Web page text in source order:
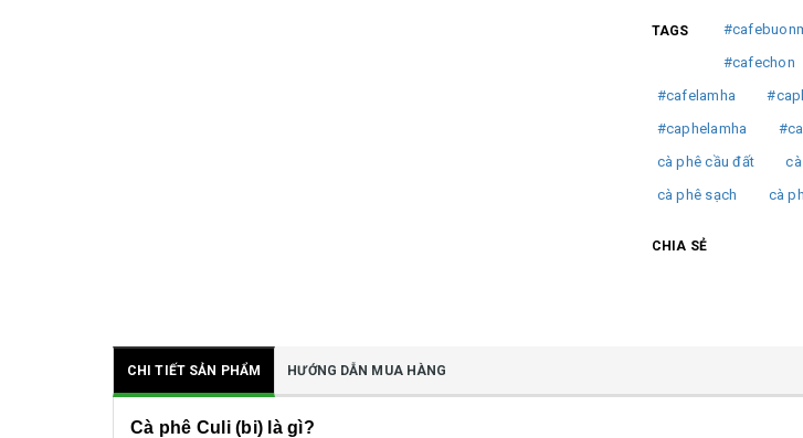
TAGS
#cafechon
#cafelamha
#caphelamha
cà phê cầu đất
cà phê sạch
cà
CHIA SẺ
CHI TIẾT SẢN PHẨM HƯỚNG DẪN MUA HÀNG
Cà phê Culi (bi) là gì?